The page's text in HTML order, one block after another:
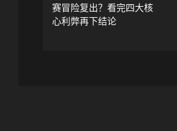
赛冒险复出？看完四大核
心利弊再下结论